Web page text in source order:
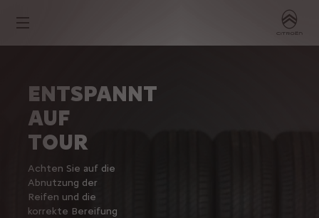
ENTSPANNT
AUF
TOUR
Achten Sie auf die
Abnutzung der
Reifen und die
korrekte Bereifung